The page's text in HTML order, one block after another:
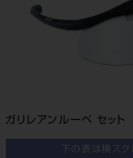
ガリレアンルーペ セット
下の表は横ス